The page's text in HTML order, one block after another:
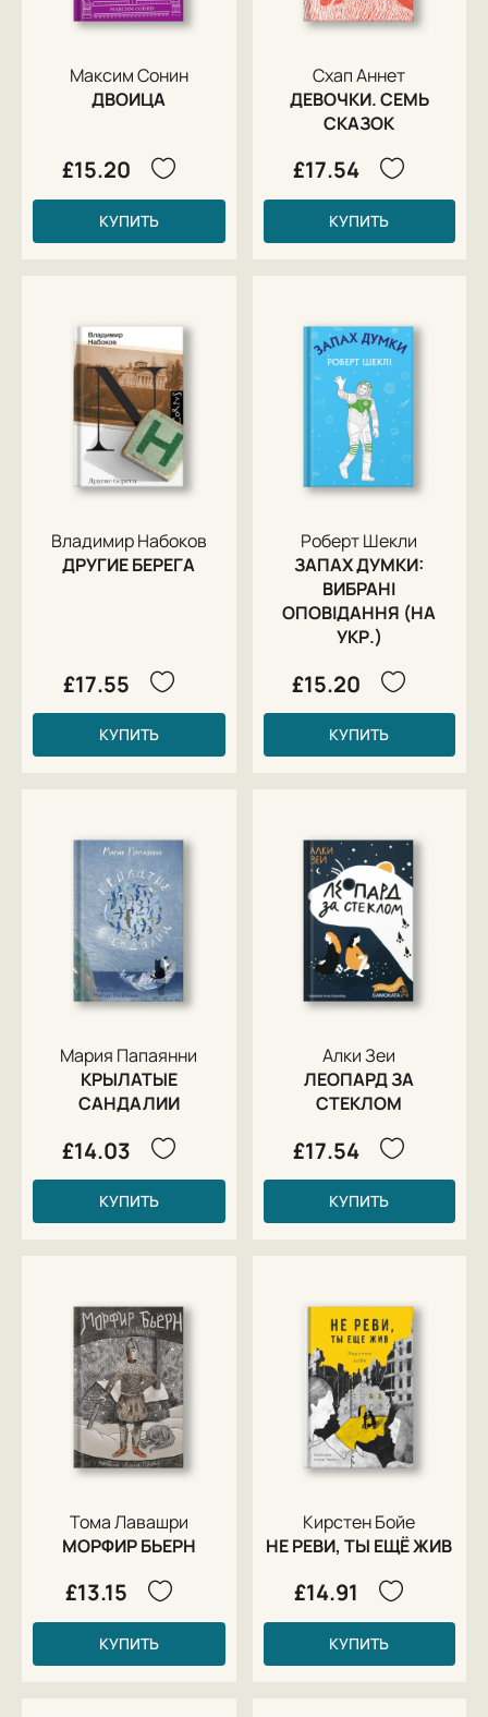
Максим Сонин
ДВОИЦА
£15.20
КУПИТЬ
Схап Аннет
ДЕВОЧКИ. СЕМЬ
СКАЗОК
£17.54
КУПИТЬ
Владимир Набоков
ДРУГИЕ БЕРЕГА
£17.55
КУПИТЬ
Роберт Шекли
ЗАПАХ ДУМКИ:
ВИБРАНІ
ОПОВІДАННЯ (НА
УКР.)
£15.20
КУПИТЬ
Мария Папаянни
КРЫЛАТЫЕ
САНДАЛИИ
£14.03
КУПИТЬ
Алки Зеи
ЛЕОПАРД ЗА
СТЕКЛОМ
£17.54
КУПИТЬ
Тома Лавашри
МОРФИР БЬЕРН
£13.15
КУПИТЬ
Кирстен Бойе
НЕ РЕВИ, ТЫ ЕЩЁ ЖИВ
£14.91
КУПИТЬ